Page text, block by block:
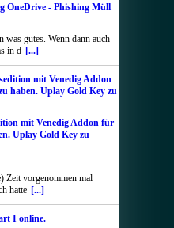
OneDrive - Phishing Müll
was gutes. Wenn dann auch
in d [...]
mit Venedig Addon für
Uplay Gold Key zu
Zeit vorgenommen mal
hatte [...]